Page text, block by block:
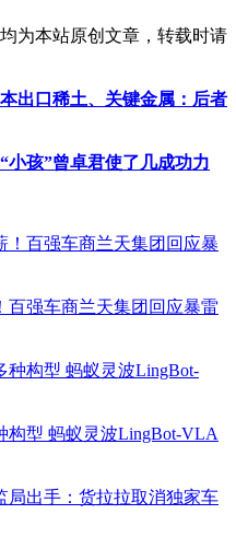
为本站原创文章，转载时请
出口稀土、关键金属：后者
小孩”曾卓君使了几成功力
百强车商兰天集团回应暴雷
构型 蚂蚁灵波LingBot-VLA